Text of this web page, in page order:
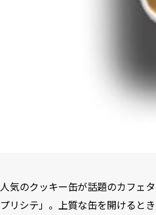
人気のクッキー缶が話題のカフェ
プリシテ」。上質な缶を開けると